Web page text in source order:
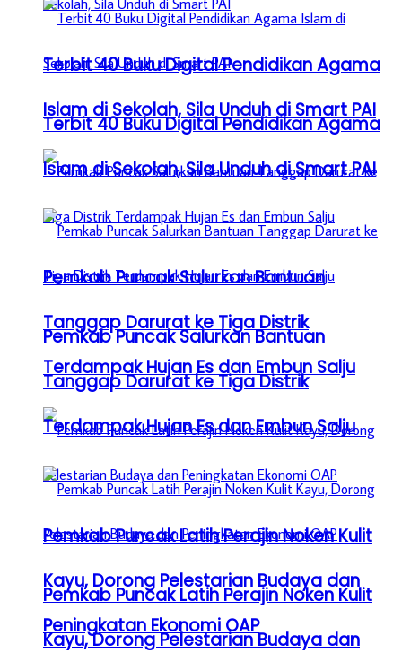
Terbit 40 Buku Digital Pendidikan Agama
Islam di Sekolah, Sila Unduh di Smart PAI
Pemkab Puncak Salurkan Bantuan
Tanggap Darurat ke Tiga Distrik
Terdampak Hujan Es dan Embun Salju
Pemkab Puncak Latih Perajin Noken Kulit
Kayu, Dorong Pelestarian Budaya dan
Peningkatan Ekonomi OAP
Terbit 40 Buku Digital Pendidikan Agama
Islam di Sekolah, Sila Unduh di Smart PAI
Pemkab Puncak Salurkan Bantuan
Tanggap Darurat ke Tiga Distrik
Terdampak Hujan Es dan Embun Salju
Pemkab Puncak Latih Perajin Noken Kulit
Kayu, Dorong Pelestarian Budaya dan